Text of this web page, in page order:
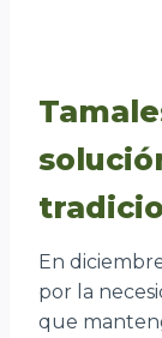
En
por la
que